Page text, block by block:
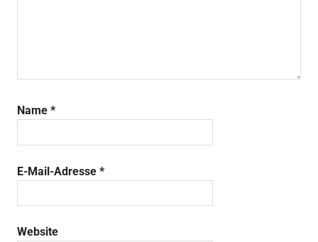
Name *
E-Mail-Adresse *
Website